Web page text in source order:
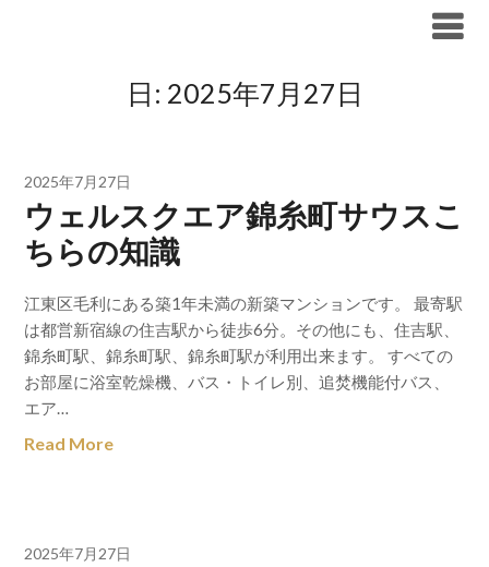
日: 2025年7月27日
2025年7月27日
ウェルスクエア錦糸町サウスこ
ちらの知識
江東区毛利にある築1年未満の新築マンションです。 最寄駅
は都営新宿線の住吉駅から徒歩6分。その他にも、住吉駅、
錦糸町駅、錦糸町駅、錦糸町駅が利用出来ます。 すべての
お部屋に浴室乾燥機、バス・トイレ別、追焚機能付バス、
エア…
Read More
2025年7月27日